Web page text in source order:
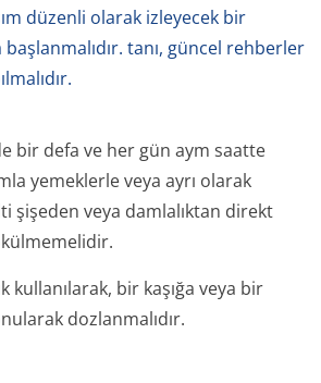
düzenli olarak izleyecek bir
başlanmalıdır. tanı, güncel rehberler
bir defa ve her gün aym saatte
yemeklerle veya ayrı olarak
şişeden veya damlalıktan direkt
kullanılarak, bir kaşığa veya bir
dozlanmalıdır.